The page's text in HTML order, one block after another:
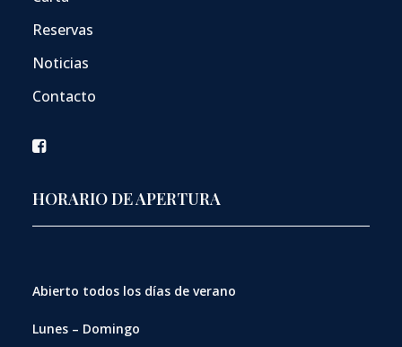
Reservas
Noticias
Contacto
HORARIO DE APERTURA
Abierto todos los días de verano
Lunes – Domingo